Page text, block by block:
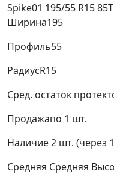
Spike01 195/55 R15 85T
Ширина195
Профиль55
РадиусR15
Сред. остаток
Продажапо 1 шт.
Наличие2 шт. (через
Средняя Средняя